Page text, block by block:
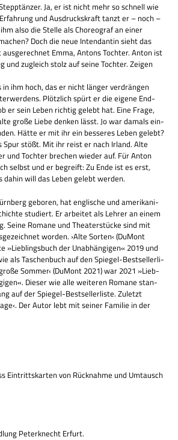
Ja, er ist nicht mehr so schnell wie
und Aus­drucks­kraft tanzt er – noch –
also die Stelle als Cho­reo­graf an einer
Doch die neue Inten­dan­tin sieht das
Emma, Antons Toch­ter. Anton ist
zugleich stolz auf seine Toch­ter. Zei­gen
ihm hoch, das er nicht län­ger ver­drän­gen
Plötz­lich spürt er die eigene End­
er sein Leben rich­tig gelebt hat. Eine Frage,
große Liebe den­ken lässt. Jo war damals ein­
Hätte er mit ihr ein bes­se­res Leben gelebt?
Spur stößt. Mit ihr reist er nach Irland. Alte
und Toch­ter bre­chen wie­der auf. Für Anton
selbst und er begreift: Zu Ende ist es erst,
dahin will das Leben gelebt werden.
gebo­ren, hat eng­li­sche und ame­ri­ka­ni­
stu­diert. Er arbei­tet als Leh­rer an einem
Seine Romane und Thea­ter­stücke sind mit
wor­den. ›Alte Sor­ten‹ (DuMont
»Lieb­lings­buch der Unab­hän­gi­gen« 2019 und
als Taschen­buch auf den Spie­gel-Best­sel­ler­li­
Som­mer‹ (DuMont 2021) war 2021 »Lieb­
Die­ser wie alle wei­te­ren Romane stan­
auf der Spie­gel-Best­sel­ler­li­ste. Zuletzt
Der Autor lebt mit sei­ner Fami­lie in der
Ein­tritts­kar­ten von Rück­nahme und Umtausch
Peter­knecht Erfurt.